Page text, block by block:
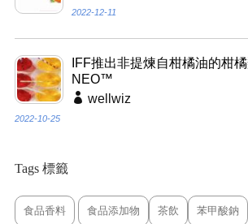
2022-12-11
IFF推出非提煉自柑橘油的柑
NEO™
wellwiz
2022-10-25
Tags 標籤
食品香料 食品添加物 茶飲 苯甲酸鈉